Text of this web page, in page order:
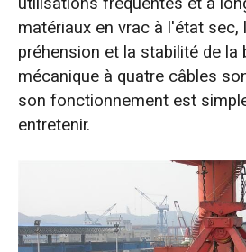
matériaux en vrac à l'état
préhension et la stabilité de la
mécanique à quatre câbles
son fonctionnement est
entretenir.